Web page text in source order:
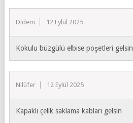
Didem 12 Eylül 2025
Kokulu büzgülü elbise poşetleri gelsin
Nilüfer 12 Eylül 2025
Kapaklı çelik saklama kabları gelsin